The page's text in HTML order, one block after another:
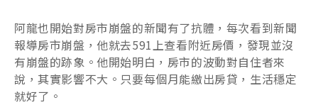
阿龍也開始對房市崩盤的新聞有了抗體，每次看到新聞
報導房市崩盤，他就去591上查看附近房價，發現並沒
有崩盤的跡象。他開始明白，房市的波動對自住者來
說，其實影響不大。只要每個月能繳出房貸，生活穩定
就好了。